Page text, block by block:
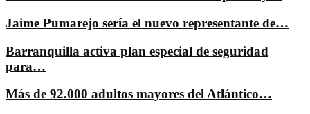
Jaime Pumarejo sería el nuevo representante de…
Barranquilla activa plan especial de seguridad
para…
Más de 92.000 adultos mayores del Atlántico…